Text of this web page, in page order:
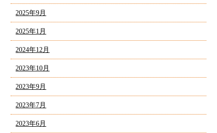
2025年9月
2025年1月
2024年12月
2023年10月
2023年9月
2023年7月
2023年6月